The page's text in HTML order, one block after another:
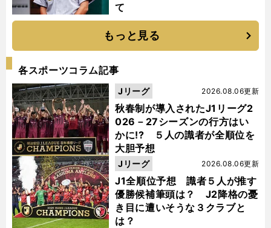
て
もっと見る
各スポーツコラム記事
秋春制が導入されたJ1リーグ2
026－27シーズンの行方はい
かに!? ５人の識者が全順位を
大胆予想
2026.08.06更新
Jリーグ
J1全順位予想 識者５人が推す
優勝候補筆頭は？ J2降格の憂
き目に遭いそうな３クラブと
は？
2026.08.06更新
Jリーグ